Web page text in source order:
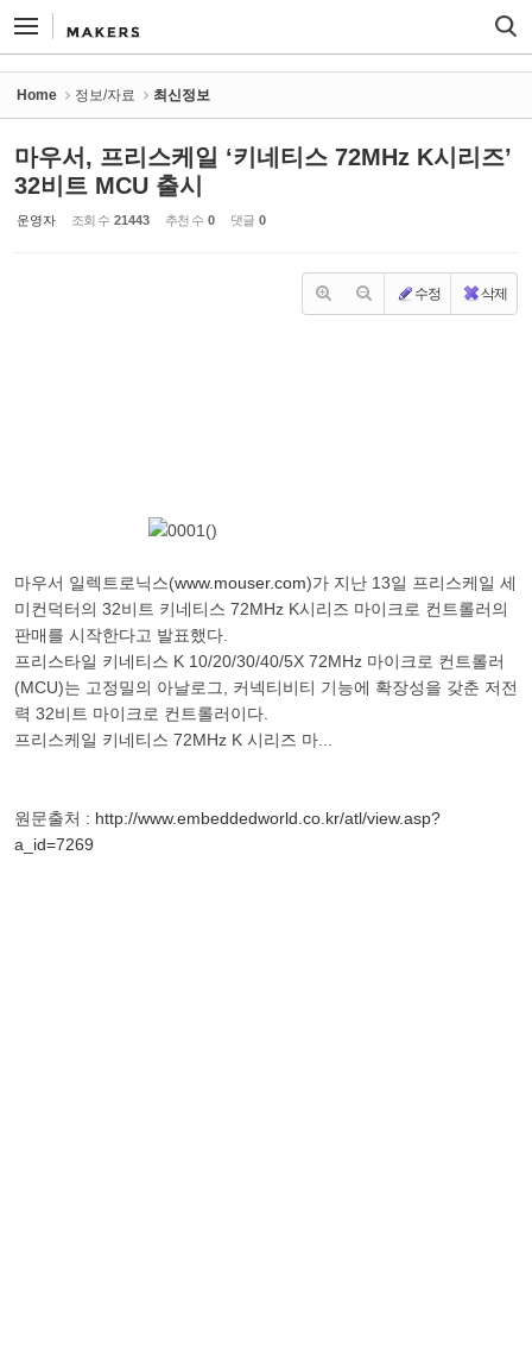
Home 정보/자료 최신정보
마우서, 프리스케일 ‘키네티스 72MHz K시리즈’
32비트 MCU 출시
운영자 조회 수 21443 추천 수 0 댓글 0
수정 삭제
마우서 일렉트로닉스(www.mouser.com)가 지난 13일 프리스케일 세
미컨덕터의 32비트 키네티스 72MHz K시리즈 마이크로 컨트롤러의
판매를 시작한다고 발표했다.
프리스타일 키네티스 K 10/20/30/40/5X 72MHz 마이크로 컨트롤러
(MCU)는 고정밀의 아날로그, 커넥티비티 기능에 확장성을 갖춘 저전
력 32비트 마이크로 컨트롤러이다.
프리스케일 키네티스 72MHz K 시리즈 마...
원문출처 : http://www.embeddedworld.co.kr/atl/view.asp?
a_id=7269